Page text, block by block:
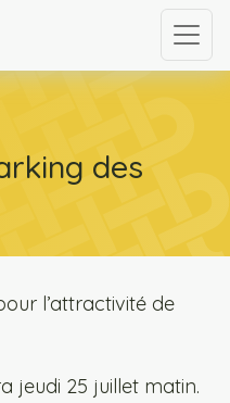
des
l’attractivité de
jeudi 25 juillet matin.